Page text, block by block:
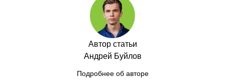
Автор статьи
Андрей Буйлов
Подробнее об авторе